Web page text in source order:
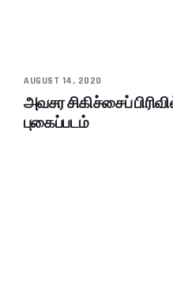
AUGUST 14, 2020
அவசர சிகிச்சைப்
புகைப்படம்